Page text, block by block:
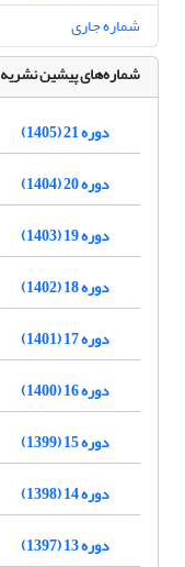
شماره جاری
شماره‌های پیشین نشریه
دوره 21 (1405)
دوره 20 (1404)
دوره 19 (1403)
دوره 18 (1402)
دوره 17 (1401)
دوره 16 (1400)
دوره 15 (1399)
دوره 14 (1398)
دوره 13 (1397)